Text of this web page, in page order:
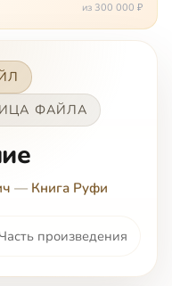
без пап или мам,из 300 000 ₽
ФАЙЛА
— Книга Руфи
произведения